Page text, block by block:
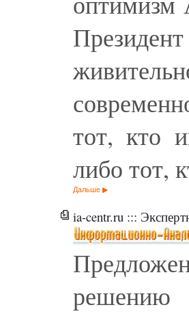
тот, кто
либо тот,
Дальше
ia-centr.ru ::: Экспертная оценка ::